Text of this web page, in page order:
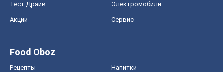
Тест Драйв Электромобили
Акции Сервис
Food Oboz
Рецепты Напитки